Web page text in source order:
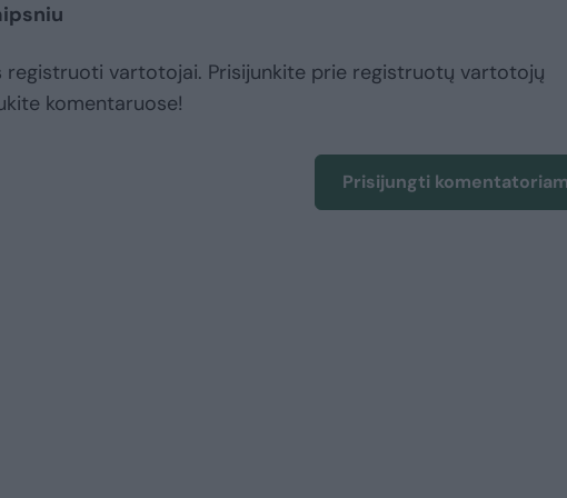
registruoti vartotojai. Prisijunkite prie registruotų vartotojų
komentaruose!
Prisijungti